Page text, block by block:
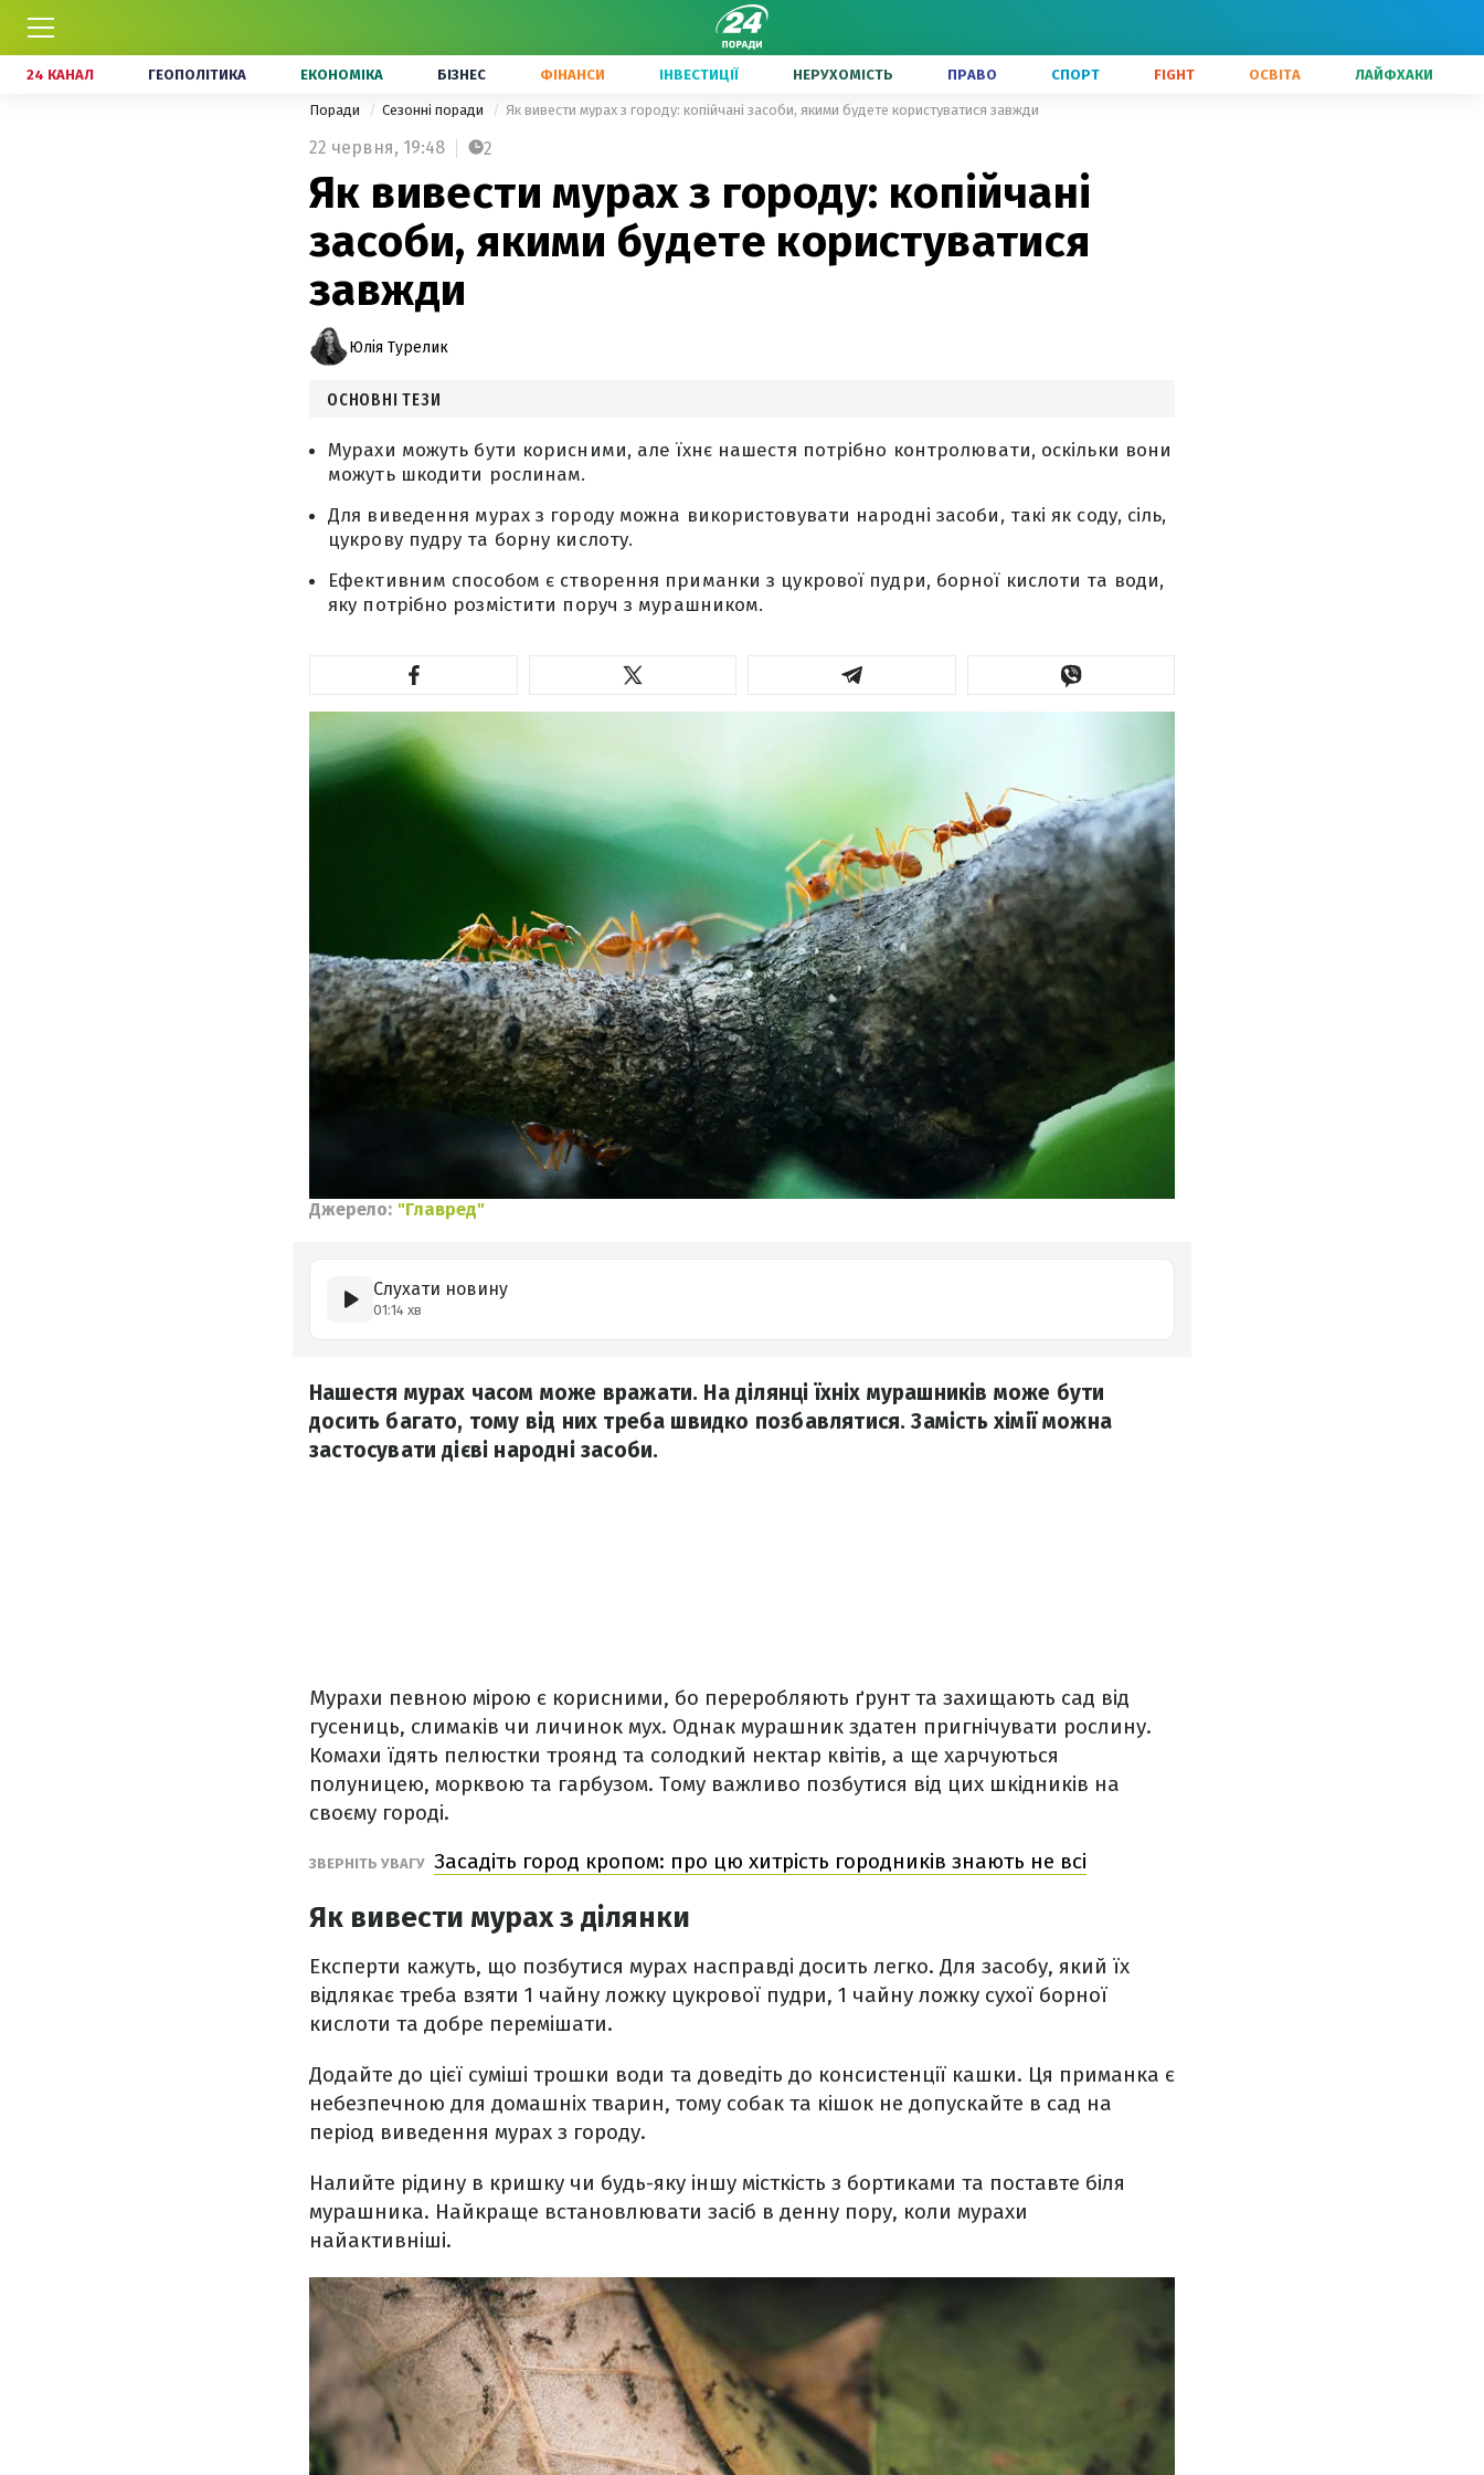
24 КАНАЛ ГЕОПОЛІТИКА ЕКОНОМІКА БІЗНЕС ФІНАНСИ ІНВЕСТИЦІЇ НЕРУХОМІСТЬ ПРАВО СПОРТ FIGHT ОСВІТА ЛАЙФХАКИ
Поради Сезонні поради Як вивести мурах з городу: копійчані засоби, якими будете користуватися завжди
22 червня, 19:48 2
Як вивести мурах з городу: копійчані
засоби, якими будете користуватися
завжди
Юлія Турелик
ОСНОВНІ ТЕЗИ
Мурахи можуть бути корисними, але їхнє нашестя потрібно контролювати, оскільки вони
можуть шкодити рослинам.
Для виведення мурах з городу можна використовувати народні засоби, такі як соду, сіль,
цукрову пудру та борну кислоту.
Ефективним способом є створення приманки з цукрової пудри, борної кислоти та води,
яку потрібно розмістити поруч з мурашником.
Джерело: "Главред"
Слухати новину
01:14 хв
Нашестя мурах часом може вражати. На ділянці їхніх мурашників може бути
досить багато, тому від них треба швидко позбавлятися. Замість хімії можна
застосувати дієві народні засоби.
Мурахи певною мірою є корисними, бо переробляють ґрунт та захищають сад від
гусениць, слимаків чи личинок мух. Однак мурашник здатен пригнічувати рослину.
Комахи їдять пелюстки троянд та солодкий нектар квітів, а ще харчуються
полуницею, морквою та гарбузом. Тому важливо позбутися від цих шкідників на
своєму городі.
ЗВЕРНІТЬ УВАГУ Засадіть город кропом: про цю хитрість городників знають не всі
Як вивести мурах з ділянки
Експерти кажуть, що позбутися мурах насправді досить легко. Для засобу, який їх
відлякає треба взяти 1 чайну ложку цукрової пудри, 1 чайну ложку сухої борної
кислоти та добре перемішати.
Додайте до цієї суміші трошки води та доведіть до консистенції кашки. Ця приманка є
небезпечною для домашніх тварин, тому собак та кішок не допускайте в сад на
період виведення мурах з городу.
Налийте рідину в кришку чи будь-яку іншу місткість з бортиками та поставте біля
мурашника. Найкраще встановлювати засіб в денну пору, коли мурахи
найактивніші.